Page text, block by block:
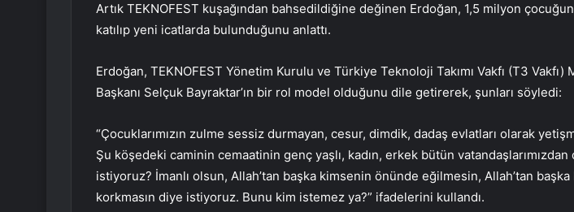
Artık TEKNOFEST kuşağından bahsedildiğine değinen Erdoğan, 1,5 milyon
katılıp yeni icatlarda bulunduğunu anlattı.
Erdoğan, TEKNOFEST Yönetim Kurulu ve Türkiye Teknoloji Takımı Vakfı (T3
Başkanı Selçuk Bayraktar’ın bir rol model olduğunu dile getirerek, şunları söyledi:
“Çocuklarımızın zulme sessiz durmayan, cesur, dimdik, dadaş evlatları olarak
Şu köşedeki caminin cemaatinin genç yaşlı, kadın, erkek bütün vatandaşlarımızdan
istiyoruz? İmanlı olsun, Allah’tan başka kimsenin önünde eğilmesin, Allah’tan
korkmasın diye istiyoruz. Bunu kim istemez ya?” ifadelerini kullandı.